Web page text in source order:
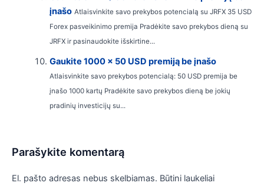
įnašo Atlaisvinkite savo prekybos potencialą su JRFX 35 USD
Forex pasveikinimo premija Pradėkite savo prekybos dieną su
JRFX ir pasinaudokite išskirtine...
Gaukite 1000 x 50 USD premiją be įnašo
Atlaisvinkite savo prekybos potencialą: 50 USD premija be
įnašo 1000 kartų Pradėkite savo prekybos dieną be jokių
pradinių investicijų su...
Parašykite komentarą
El. pašto adresas nebus skelbiamas. Būtini laukeliai